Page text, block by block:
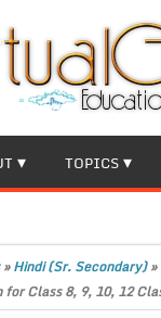
TOPICS
»Hindi (Sr. Secondary)»
for Class 8, 9, 10, 12